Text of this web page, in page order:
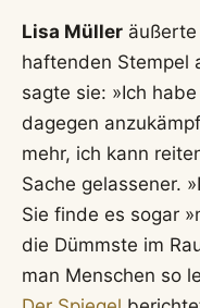
Lisa Müller
haftenden Stempel
sagte sie: »Ich
dagegen
mehr, ich kann
Sache gelassener.
Sie finde es sogar
die Dümmste im
man Menschen so